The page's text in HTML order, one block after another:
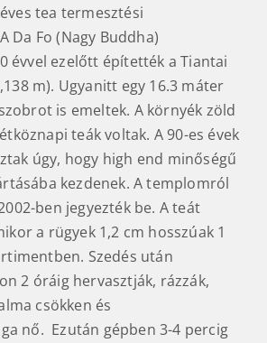
tea termesztési
Da Fo (Nagy Buddha)
évvel ezelőtt építették a Tiantai
m). Ugyanitt egy 16.3 máter
is emeltek. A környék zöld
teák voltak. A 90-es évek
úgy, hogy high end minőségű
kezdenek. A templomról
ben jegyezték be. A teát
a rügyek 1,2 cm hosszúak 1
Szedés után
2 óráig hervasztják, rázzák,
csökken és
nő. Ezután gépben 3-4 percig